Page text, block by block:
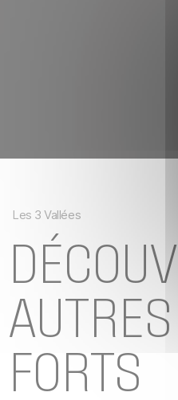
Les 3 Vallées
FORTS